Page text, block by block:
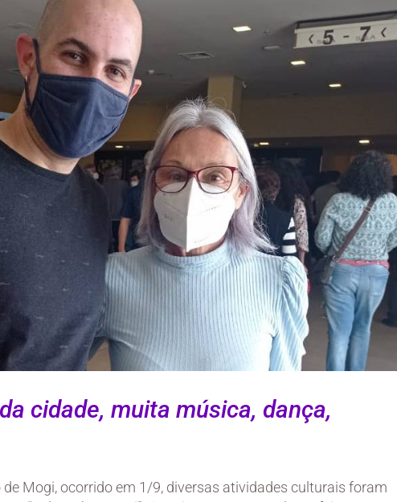
cidade, muita música, dança,
Mogi, ocorrido em 1/9, diversas atividades culturais foram